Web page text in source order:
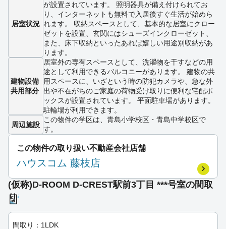
居室状況
が設置されています。 照明器具が備え付けられてお
り、インターネットも無料で入居後すぐ生活が始めら
れます。 収納スペースとして、基本的な居室にクロー
ゼットを設置、玄関にはシューズインクローゼット、
また、床下収納といったあれば嬉しい用途別収納があ
ります。
建物設備
共用部分
居室外の専有スペースとして、洗濯物を干すなどの用
途として利用できるバルコニーがあります。 建物の共
用スペースに、いざという時の防犯カメラや、急な外
出や不在がちのご家庭の荷物受け取りに便利な宅配ボ
ックスが設置されています。 平面駐車場があります。
駐輪場が利用できます。
周辺施設
この物件の学区は、青島小学校区・青島中学校区で
す。
この物件の取り扱い不動産会社店舗
ハウスコム 藤枝店
(仮称)D-ROOM D-CREST駅前3丁目 ***号室の間取
り
間取り：1LDK